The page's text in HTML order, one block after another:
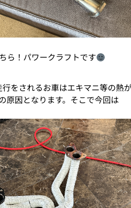
ら！パワークラフトです
をされるお車はエキマニ等の熱
原因となります。そこで今回は